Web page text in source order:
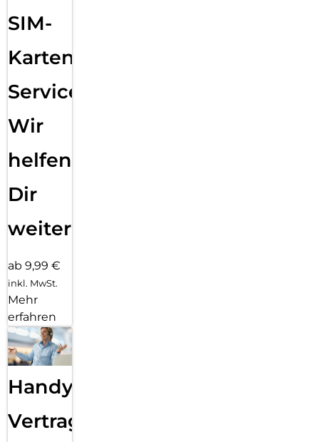
SIM-
Karten
Service:
Wir
helfen
Dir
weiter
ab 9,99 €
inkl. MwSt.
Mehr
erfahren
Handy
Vertragsabwicklung